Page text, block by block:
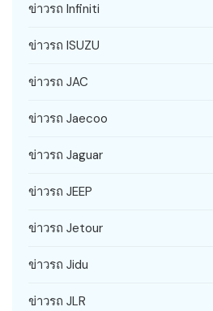
ข่าวรถ Infiniti
ข่าวรถ ISUZU
ข่าวรถ JAC
ข่าวรถ Jaecoo
ข่าวรถ Jaguar
ข่าวรถ JEEP
ข่าวรถ Jetour
ข่าวรถ Jidu
ข่าวรถ JLR